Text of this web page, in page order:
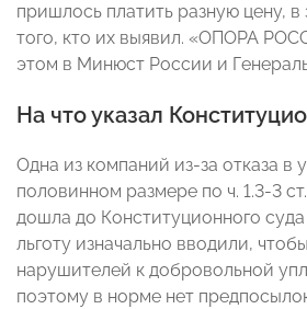
пришлось платить разную цену,
того, кто их выявил. «ОПОРА
этом в Минюст России и
На что указал
Одна из компаний из-за отказа в
половинном размере по ч. 1.3-3
дошла до Конституционного
льготу изначально вводили,
нарушителей к добровольной
поэтому в норме нет